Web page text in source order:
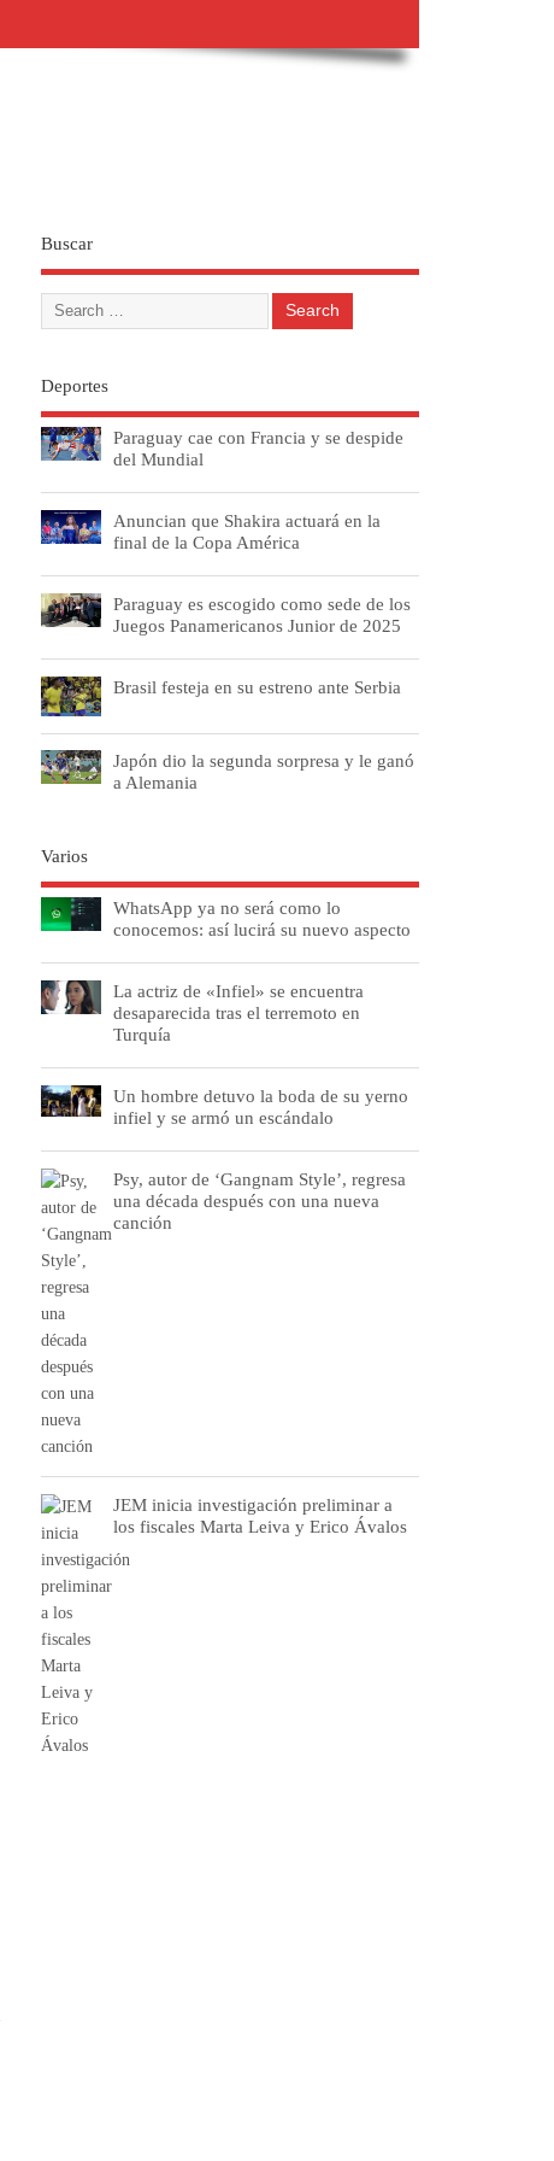
Buscar
Deportes
Paraguay cae con Francia y se despide
del Mundial
Anuncian que Shakira actuará en la
final de la Copa América
Paraguay es escogido como sede de los
Juegos Panamericanos Junior de 2025
Brasil festeja en su estreno ante Serbia
Japón dio la segunda sorpresa y le ganó
a Alemania
Varios
WhatsApp ya no será como lo
conocemos: así lucirá su nuevo aspecto
La actriz de «Infiel» se encuentra
desaparecida tras el terremoto en
Turquía
Un hombre detuvo la boda de su yerno
infiel y se armó un escándalo
Psy, autor de ‘Gangnam Style’, regresa
una década después con una nueva
canción
JEM inicia investigación preliminar a
los fiscales Marta Leiva y Erico Ávalos